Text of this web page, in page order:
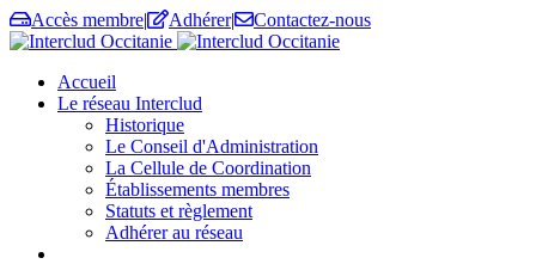
Accès membre| Adhérer| Contactez-nous
Accueil
Le réseau Interclud
Historique
Le Conseil d'Administration
La Cellule de Coordination
Établissements membres
Statuts et règlement
Adhérer au réseau